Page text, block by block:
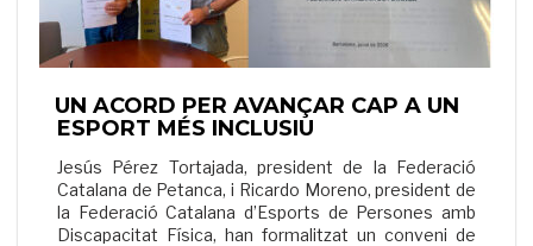
UN ACORD PER AVANÇAR CAP A UN
ESPORT MÉS INCLUSIU
Jesús Pérez Tortajada, president de la Federació
Catalana de Petanca, i Ricardo Moreno, president de
la Federació Catalana d’Esports de Persones amb
Discapacitat Física, han formalitzat un conveni de